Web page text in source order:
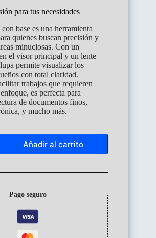
para tus necesidades
base es una herramienta
quienes buscan precisión y
minuciosas. Con un
el visor principal y un lente
permite visualizar los
con total claridad.
trabajos que requieren
es perfecta para
de documentos finos,
y mucho más.
Añadir al carrito
Pago seguro